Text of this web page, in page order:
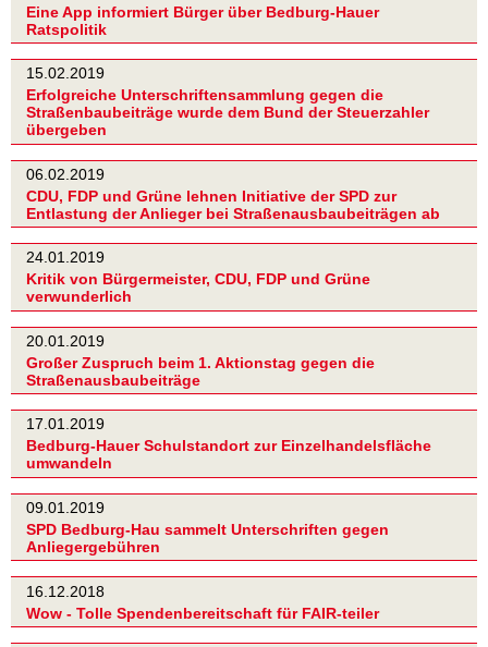
Eine App informiert Bürger über Bedburg-Hauer
Ratspolitik
15.02.2019
Erfolgreiche Unterschriftensammlung gegen die
Straßenbaubeiträge wurde dem Bund der Steuerzahler
übergeben
06.02.2019
CDU, FDP und Grüne lehnen Initiative der SPD zur
Entlastung der Anlieger bei Straßenausbaubeiträgen ab
24.01.2019
Kritik von Bürgermeister, CDU, FDP und Grüne
verwunderlich
20.01.2019
Großer Zuspruch beim 1. Aktionstag gegen die
Straßenausbaubeiträge
17.01.2019
Bedburg-Hauer Schulstandort zur Einzelhandelsfläche
umwandeln
09.01.2019
SPD Bedburg-Hau sammelt Unterschriften gegen
Anliegergebühren
16.12.2018
Wow - Tolle Spendenbereitschaft für FAIR-teiler